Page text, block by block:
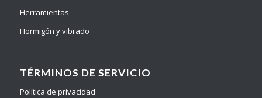
Herramientas
Hormigón y vibrado
TÉRMINOS DE SERVICIO
Política de privacidad